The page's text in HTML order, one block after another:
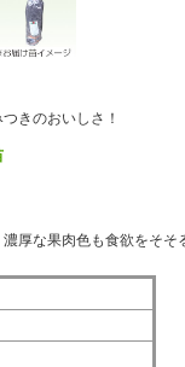
きのおいしさ！
厚な果肉色も食欲をそそ